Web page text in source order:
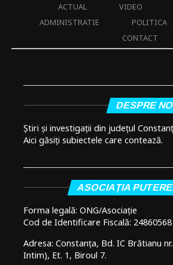
ACTUAL VIDEO
ADMINISTRATIE
POLITICA
CONTACT
DESPRE
Știri și investigații din județul
Aici găsiți subiectele care contează.
ASOCIAȚIA
Forma legală: ONG/Asociație
Cod de Identificare Fiscală: 24860568
Adresa: Constanța, Bd. IC Brătianu
Intim), Et. 1, Biroul 7.